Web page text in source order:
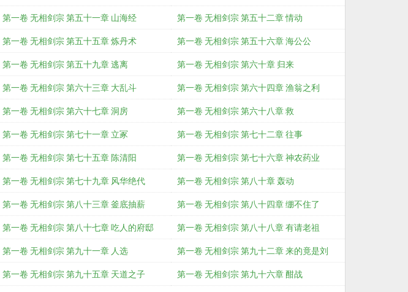
第一卷 无相剑宗 第五十一章 山海经 第一卷 无相剑宗 第五十二章 情动
第一卷 无相剑宗 第五十五章 炼丹术 第一卷 无相剑宗 第五十六章 海公公
第一卷 无相剑宗 第五十九章 逃离 第一卷 无相剑宗 第六十章 归来
第一卷 无相剑宗 第六十三章 大乱斗 第一卷 无相剑宗 第六十四章 渔翁之利
第一卷 无相剑宗 第六十七章 洞房 第一卷 无相剑宗 第六十八章 救
第一卷 无相剑宗 第七十一章 立冢 第一卷 无相剑宗 第七十二章 往事
第一卷 无相剑宗 第七十五章 陈清阳 第一卷 无相剑宗 第七十六章 神农药业
第一卷 无相剑宗 第七十九章 风华绝代 第一卷 无相剑宗 第八十章 轰动
第一卷 无相剑宗 第八十三章 釜底抽薪 第一卷 无相剑宗 第八十四章 绷不住了
第一卷 无相剑宗 第八十七章 吃人的府邸 第一卷 无相剑宗 第八十八章 有请老祖
第一卷 无相剑宗 第九十一章 人选 第一卷 无相剑宗 第九十二章 来的竟是刘
第一卷 无相剑宗 第九十五章 天道之子 第一卷 无相剑宗 第九十六章 酣战